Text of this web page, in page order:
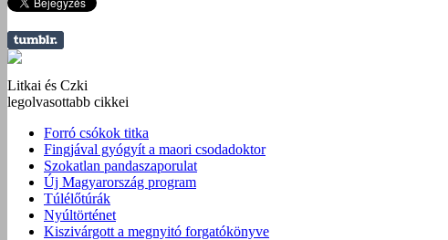
Litkai és Czki
legolvasottabb cikkei
Forró csókok titka
Fingjával gyógyít a maori csodadoktor
Szokatlan pandaszaporulat
Új Magyarország program
Túlélőtúrák
Nyúltörténet
Kiszivárgott a megnyitó forgatókönyve